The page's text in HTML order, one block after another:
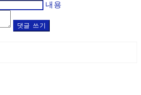
내용
댓글 쓰기